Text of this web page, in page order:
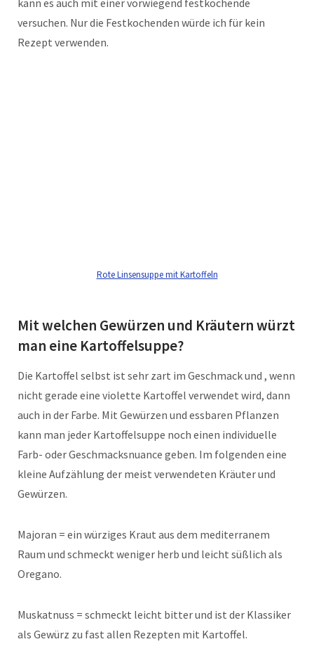
kann es auch mit einer vorwiegend festkochende
versuchen. Nur die Festkochenden würde ich für kein
Rezept verwenden.
Rote Linsensuppe mit Kartoffeln
Mit welchen Gewürzen und Kräutern würzt
man eine Kartoffelsuppe?
Die Kartoffel selbst ist sehr zart im Geschmack und , wenn
nicht gerade eine violette Kartoffel verwendet wird, dann
auch in der Farbe. Mit Gewürzen und essbaren Pflanzen
kann man jeder Kartoffelsuppe noch einen individuelle
Farb- oder Geschmacksnuance geben. Im folgenden eine
kleine Aufzählung der meist verwendeten Kräuter und
Gewürzen.
Majoran = ein würziges Kraut aus dem mediterranem
Raum und schmeckt weniger herb und leicht süßlich als
Oregano.
Muskatnuss = schmeckt leicht bitter und ist der Klassiker
als Gewürz zu fast allen Rezepten mit Kartoffel.